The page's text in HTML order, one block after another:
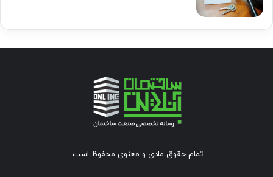
تمام حقوق مادی و معنوی محفوظ است.